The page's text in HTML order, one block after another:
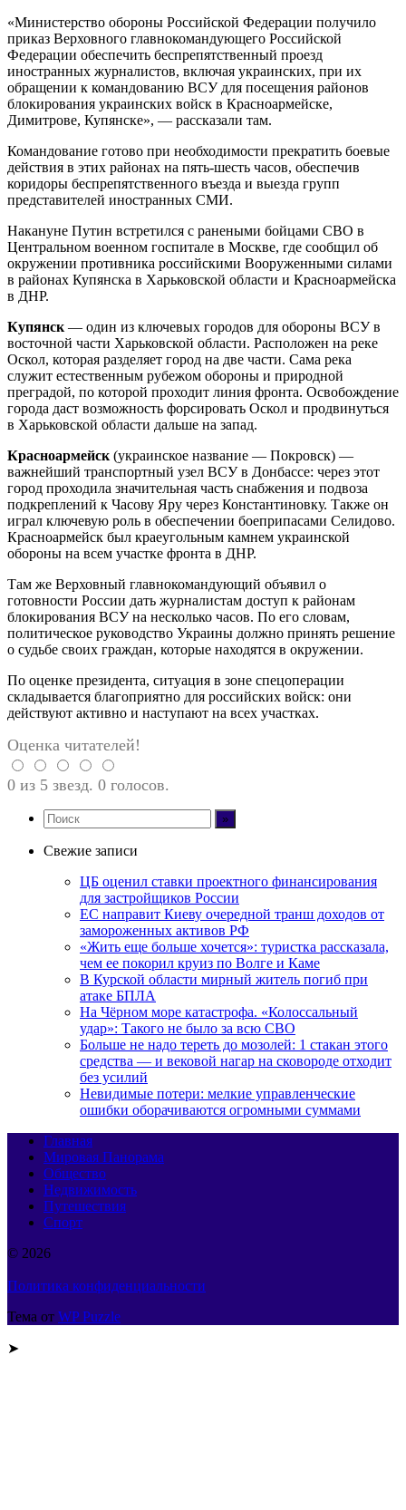
«Министерство обороны Российской Федерации получило
приказ Верховного главнокомандующего Российской
Федерации обеспечить беспрепятственный проезд
иностранных журналистов, включая украинских, при их
обращении к командованию ВСУ для посещения районов
блокирования украинских войск в Красноармейске,
Димитрове, Купянске», — рассказали там.
Командование готово при необходимости прекратить боевые
действия в этих районах на пять-шесть часов, обеспечив
коридоры беспрепятственного въезда и выезда групп
представителей иностранных СМИ.
Накануне Путин встретился с ранеными бойцами СВО в
Центральном военном госпитале в Москве, где сообщил об
окружении противника российскими Вооруженными силами
в районах Купянска в Харьковской области и Красноармейска
в ДНР.
Купянск — один из ключевых городов для обороны ВСУ в
восточной части Харьковской области. Расположен на реке
Оскол, которая разделяет город на две части. Сама река
служит естественным рубежом обороны и природной
преградой, по которой проходит линия фронта. Освобождение
города даст возможность форсировать Оскол и продвинуться
в Харьковской области дальше на запад.
Красноармейск (украинское название — Покровск) —
важнейший транспортный узел ВСУ в Донбассе: через этот
город проходила значительная часть снабжения и подвоза
подкреплений к Часову Яру через Константиновку. Также он
играл ключевую роль в обеспечении боеприпасами Селидово.
Красноармейск был краеугольным камнем украинской
обороны на всем участке фронта в ДНР.
Там же Верховный главнокомандующий объявил о
готовности России дать журналистам доступ к районам
блокирования ВСУ на несколько часов. По его словам,
политическое руководство Украины должно принять решение
о судьбе своих граждан, которые находятся в окружении.
По оценке президента, ситуация в зоне спецоперации
складывается благоприятно для российских войск: они
действуют активно и наступают на всех участках.
Оценка читателей!
0 из 5 звезд. 0 голосов.
Свежие записи
ЦБ оценил ставки проектного финансирования
для застройщиков России
ЕС направит Киеву очередной транш доходов от
замороженных активов РФ
«Жить еще больше хочется»: туристка рассказала,
чем ее покорил круиз по Волге и Каме
В Курской области мирный житель погиб при
атаке БПЛА
На Чёрном море катастрофа. «Колоссальный
удар»: Такого не было за всю СВО
Больше не надо тереть до мозолей: 1 стакан этого
средства — и вековой нагар на сковороде отходит
без усилий
Невидимые потери: мелкие управленческие
ошибки оборачиваются огромными суммами
Главная
Мировая Панорама
Общество
Недвижимость
Путешествия
Спорт
© 2026
Политика конфиденциальности
Тема от WP Puzzle
➤